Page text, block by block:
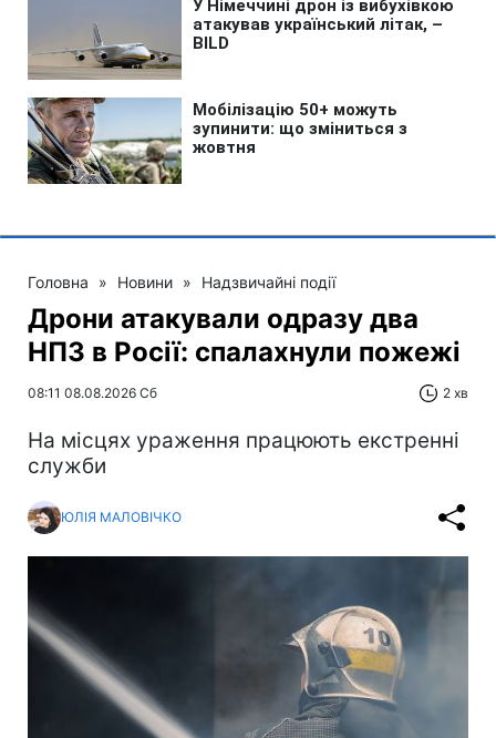
Головна » Новини » Надзвичайні події
Дрони атакували одразу два
НПЗ в Росії: спалахнули пожежі
08:11 08.08.2026 Сб 2 хв
На місцях ураження працюють екстренні
служби
ЮЛІЯ МАЛОВІЧКО